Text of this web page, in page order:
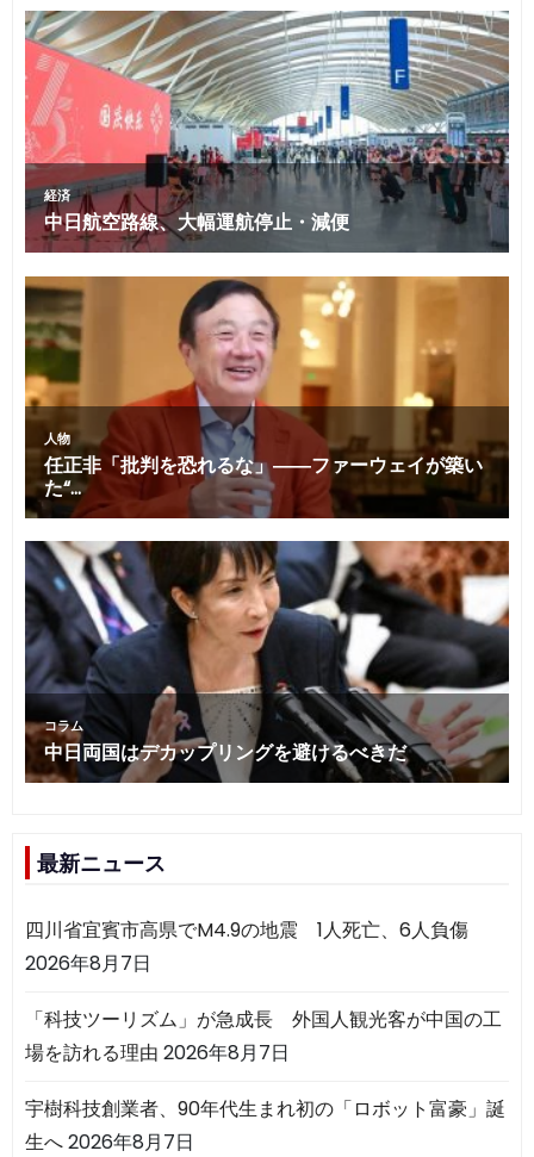
最新ニュース
四川省宜賓市高県でM4.9の地震 1人死亡、6人負傷
2026年8月7日
「科技ツーリズム」が急成長 外国人観光客が中国の工
場を訪れる理由 2026年8月7日
宇樹科技創業者、90年代生まれ初の「ロボット富豪」誕
生へ2026年8月7日